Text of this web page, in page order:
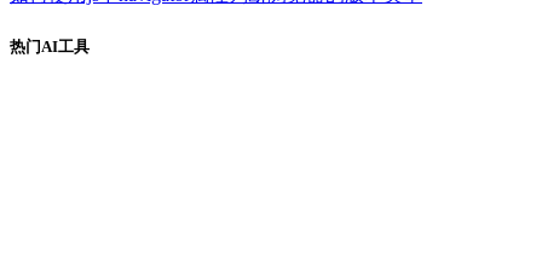
热门AI工具